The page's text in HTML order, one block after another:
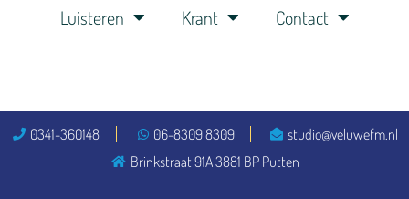
Luisteren
Krant Contact
0341-360148 06-8309 8309
studio@veluwefm.nl
Brinkstraat 91A 3881 BP Putten